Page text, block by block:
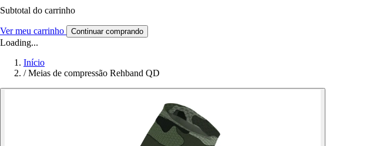
Subtotal do carrinho
Ver meu carrinho Continuar comprando
Loading...
Início
/ Meias de compressão Rehband QD